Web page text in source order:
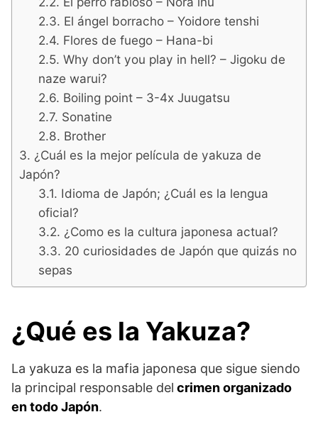
El ángel borracho – Yoidore tenshi
Flores de fuego – Hana-bi
Why don’t you play in hell? – Jigoku de
naze warui?
Boiling point – 3-4x Juugatsu
Sonatine
Brother
¿Cuál es la mejor película de yakuza de
Japón?
Idioma de Japón; ¿Cuál es la lengua
oficial?
¿Como es la cultura japonesa actual?
20 curiosidades de Japón que quizás no
sepas
¿Qué es la Yakuza?
La yakuza es la mafia japonesa que sigue siendo
la principal responsable del crimen organizado
en todo Japón.